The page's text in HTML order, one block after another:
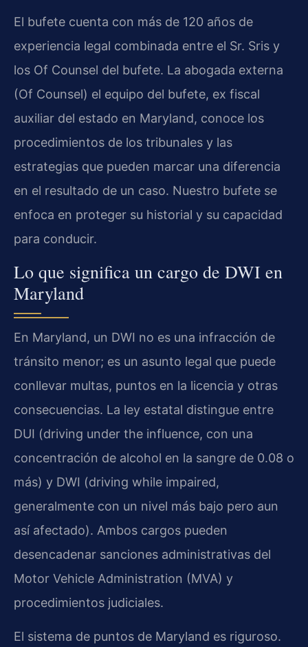
El bufete cuenta con más de 120 años de
experiencia legal combinada entre el Sr. Sris y
los Of Counsel del bufete. La abogada externa
(Of Counsel) el equipo del bufete, ex fiscal
auxiliar del estado en Maryland, conoce los
procedimientos de los tribunales y las
estrategias que pueden marcar una diferencia
en el resultado de un caso. Nuestro bufete se
enfoca en proteger su historial y su capacidad
para conducir.
Lo que significa un cargo de DWI en
Maryland
En Maryland, un DWI no es una infracción de
tránsito menor; es un asunto legal que puede
conllevar multas, puntos en la licencia y otras
consecuencias. La ley estatal distingue entre
DUI (driving under the influence, con una
concentración de alcohol en la sangre de 0.08 o
más) y DWI (driving while impaired,
generalmente con un nivel más bajo pero aun
así afectado). Ambos cargos pueden
desencadenar sanciones administrativas del
Motor Vehicle Administration (MVA) y
procedimientos judiciales.
El sistema de puntos de Maryland es riguroso.